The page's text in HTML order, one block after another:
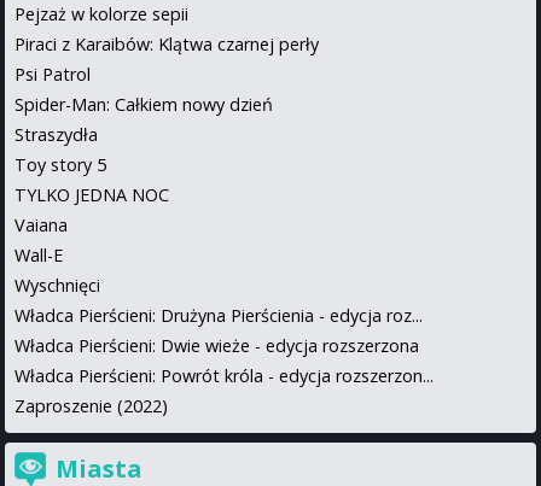
Pejzaż w kolorze sepii
Piraci z Karaibów: Klątwa czarnej perły
Psi Patrol
Spider-Man: Całkiem nowy dzień
Straszydła
Toy story 5
TYLKO JEDNA NOC
Vaiana
Wall-E
Wyschnięci
Władca Pierścieni: Drużyna Pierścienia - edycja roz...
Władca Pierścieni: Dwie wieże - edycja rozszerzona
Władca Pierścieni: Powrót króla - edycja rozszerzon...
Zaproszenie (2022)
Miasta